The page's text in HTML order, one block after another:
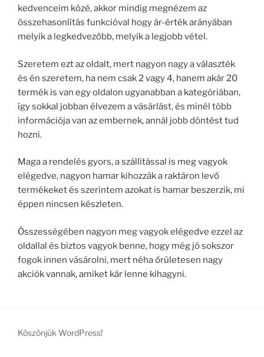
kedvenceim közé, akkor mindig megnézem az
összehasonlítás funkcióval hogy ár-érték arányában
melyik a legkedvezőbb, melyik a legjobb vétel.
Szeretem ezt az oldalt, mert nagyon nagy a választék
és én szeretem, ha nem csak 2 vagy 4, hanem akár 20
termék is van egy oldalon ugyanabban a kategóriában,
így sokkal jobban élvezem a vásárlást, és minél több
információja van az embernek, annál jobb döntést tud
hozni.
Maga a rendelés gyors, a szállítással is meg vagyok
elégedve, nagyon hamar kihozzák a raktáron levő
termékeket és szerintem azokat is hamar beszerzik, mi
éppen nincsen készleten.
Összességében nagyon meg vagyok elégedve ezzel az
oldallal és biztos vagyok benne, hogy még jó sokszor
fogok innen vásárolni, mert néha őrületesen nagy
akciók vannak, amiket kár lenne kihagyni.
Köszönjük WordPress!